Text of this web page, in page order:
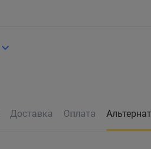
Доставка Оплата